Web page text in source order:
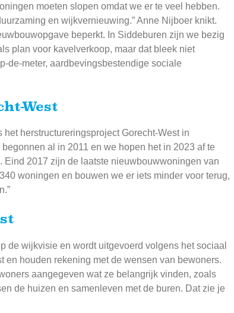
moeten slopen omdat we er te veel hebben.
en wijkvernieuwing.” Anne Nijboer knikt.
beperkt. In Siddeburen zijn we bezig
plan voor kavelverkoop, maar dat bleek niet
de-meter, aardbevingsbestendige sociale
West
herstructureringsproject Gorecht-West in
al in 2011 en we hopen het in 2023 af te
Eind 2017 zijn de laatste nieuwbouwwoningen van
woningen en bouwen we er iets minder voor terug,
de wijkvisie en wordt uitgevoerd volgens het sociaal
en houden rekening met de wensen van bewoners.
aangegeven wat ze belangrijk vinden, zoals
de huizen en samenleven met de buren. Dat zie je